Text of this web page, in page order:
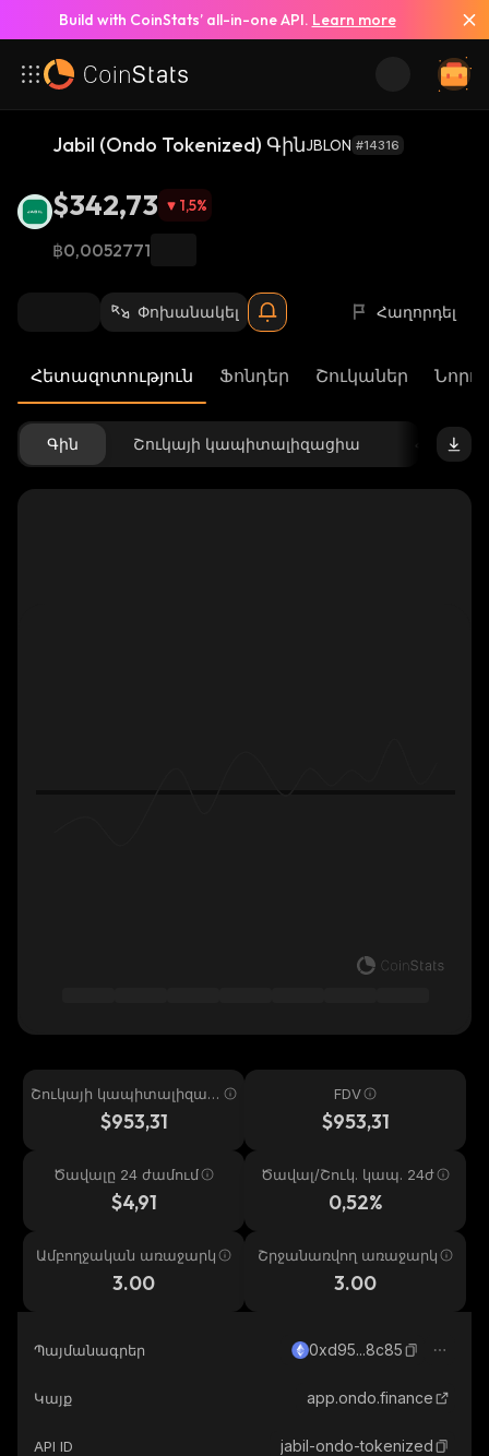
Build with CoinStats’ all-in-one API. Learn more
Jabil (Ondo Tokenized) ԳինJBLON #14316
$342,73 1,5%
฿0,0052771
Փոխանակել Հաղորդել
Հետազոտություն Ֆոնդեր Շուկաներ
Գին Շուկայի կապիտալիզացիա
Շուկայի կապիտալիզաց
$953,31
FDV
$953,31
Ծավալը 24 ժամում
$4,91
Ծավալ/Շուկ. կապ. 24ժ
0,52%
Ամբողջական առաջարկ
3.00
Շրջանառվող առաջարկ
3.00
Պայմանագրեր 0xd95...8c85
Կայք app.ondo.finance
API ID jabil-ondo-tokenized